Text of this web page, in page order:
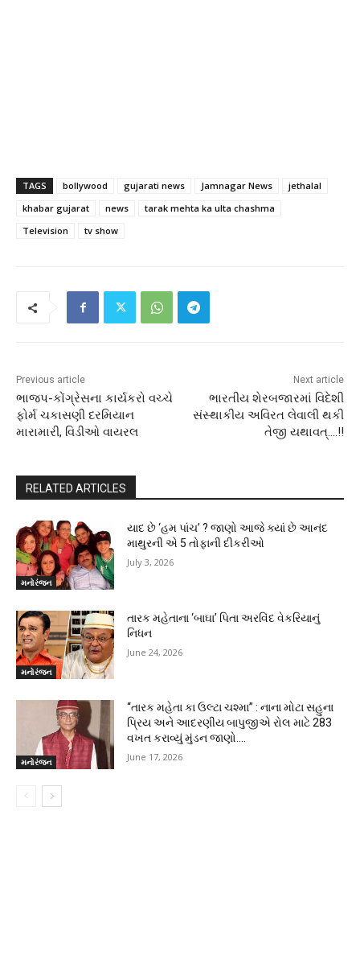
TAGS bollywood gujarati news Jamnagar News
jethalal
khabar gujarat
news
tarak mehta ka ulta chashma
Television
tv show
Previous article
ભાજપ-કોંગ્રેસના કાર્યકરો વચ્ચે
ફોર્મ ચકાસણી દરમિયાન
મારામારી, વિડીઓ વાયરલ
Next article
ભારતીય શેરબજારમાં વિદેશી
સંસ્થાકીય અવિરત લેવાલી થકી
તેજી યથાવત્.…!!
RELATED ARTICLES
મનોરંજન
યાદ છે ‘હમ પાંચ’ ? જાણો આજે ક્યાં છે આનંદ
માથુરની એ 5 તોફાની દીકરીઓ
July 3, 2026
મનોરંજન
તારક મહેતાના ‘બાઘા’ પિતા અરવિંદ વેકરિયાનું
નિધન
June 24, 2026
મનોરંજન
“તારક મહેતા કા ઉલ્ટા ચશ્મા” : નાના મોટા સહુના
પ્રિય અને આદરણીય બાપુજીએ રોલ માટે 283
વખત કરાવ્યું મુંડન જાણો….
June 17, 2026